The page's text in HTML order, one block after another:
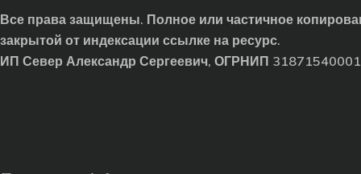
Все права защищены. Полное или частичное
закрытой от индексации ссылке на ресурс.
ИП Север Александр Сергеевич, ОГРНИП